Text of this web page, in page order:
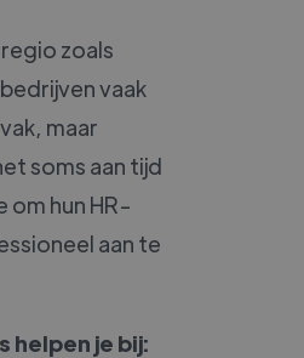
zoals
vaak
maar
soms aan tijd
hun HR-
aan te
helpen je bij: